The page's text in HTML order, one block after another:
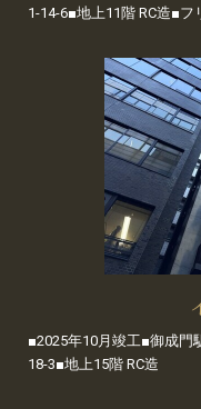
1-14-6■地上11階 RC造■フ
■2025年10月竣工■御成門
18-3■地上15階 RC造